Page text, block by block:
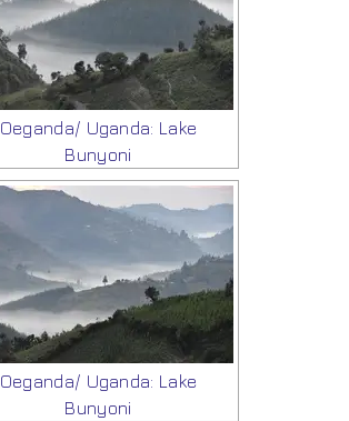
Oeganda/ Uganda: Lake
Bunyoni
Oeganda/ Uganda: Lake
Bunyoni